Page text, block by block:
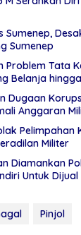
Sumenep
Problem Tata
Belanja
Anggaran
Pelimpahan
Militer
Diamankan
Untuk Dijual
Pinjol